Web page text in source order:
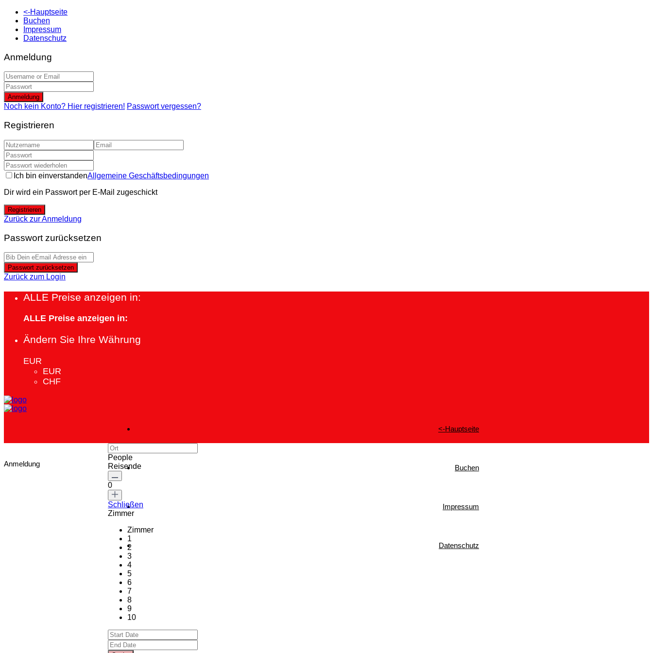
<-Hauptseite
Buchen
Impressum
Datenschutz
Anmeldung
Anmeldung
Noch kein Konto? Hier registrieren! Passwort vergessen?
Registrieren
Ich bin einverstandenAllgemeine Geschäftsbedingungen
Dir wird ein Passwort per E-Mail zugeschickt
Registrieren
Zurück zur Anmeldung
Passwort zurücksetzen
Passwort zurücksetzen
Zurück zum Login
ALLE Preise anzeigen in:
ALLE Preise anzeigen in:
Ändern Sie Ihre Währung
EUR
EUR
CHF
<-Hauptseite
Buchen
Impressum
Datenschutz
Anmeldung
People
Reisende
0
Schließen
Zimmer
Zimmer
1
2
3
4
5
6
7
8
9
10